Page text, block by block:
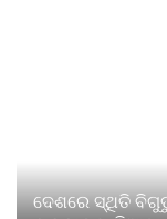
ଦେଶରେ ସ୍ଥିତି